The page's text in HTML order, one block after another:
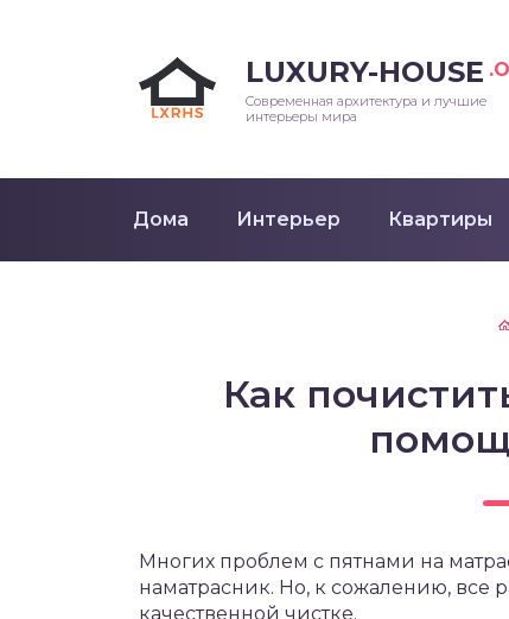
LUXURY-HOUSE
Современная архитектура и лучшие
интерьеры мира
Дома Интерьер Квартиры
Как
Многих проблем с пятнами на
наматрасник. Но, к сожалению, все
качественной чистке.